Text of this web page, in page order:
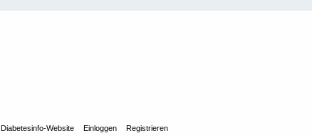
Diabetesinfo-Website Einloggen Registrieren